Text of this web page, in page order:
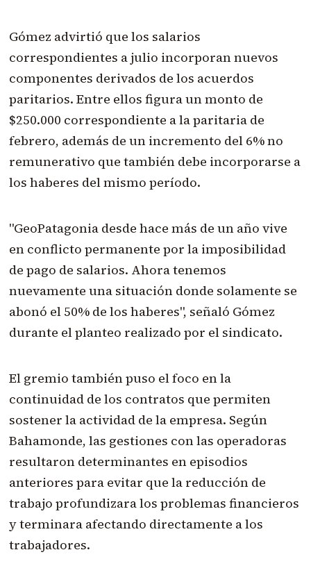
Gómez advirtió que los salarios
correspondientes a julio incorporan nuevos
componentes derivados de los acuerdos
paritarios. Entre ellos figura un monto de
$250.000 correspondiente a la paritaria de
febrero, además de un incremento del 6% no
remunerativo que también debe incorporarse a
los haberes del mismo período.
"GeoPatagonia desde hace más de un año vive
en conflicto permanente por la imposibilidad
de pago de salarios. Ahora tenemos
nuevamente una situación donde solamente se
abonó el 50% de los haberes", señaló Gómez
durante el planteo realizado por el sindicato.
El gremio también puso el foco en la
continuidad de los contratos que permiten
sostener la actividad de la empresa. Según
Bahamonde, las gestiones con las operadoras
resultaron determinantes en episodios
anteriores para evitar que la reducción de
trabajo profundizara los problemas financieros
y terminara afectando directamente a los
trabajadores.